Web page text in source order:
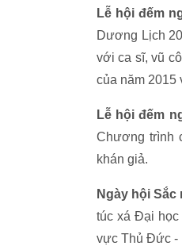
Lễ hội đếm
Dương Lịch
với ca sĩ, vũ
của năm 2015
Lễ hội đếm
Chương trình
khán giả.
Ngày hội Sắc
túc xá Đại
vực Thủ Đức -